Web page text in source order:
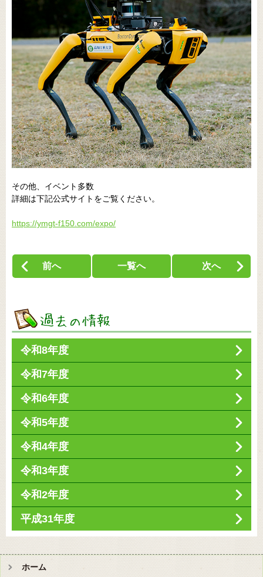
その他、イベント多数
詳細は下記公式サイトをご覧ください。
https://ymgt-f150.com/expo/
前へ 一覧へ 次へ
令和8年度
令和7年度
令和6年度
令和5年度
令和4年度
令和3年度
令和2年度
平成31年度
ホーム